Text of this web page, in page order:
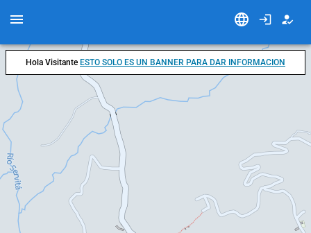
Hola Visitante ESTO SOLO ES UN BANNER PARA DAR INFORMACION